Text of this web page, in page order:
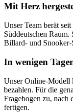
Mit Herz
Unser Team berät
Süddeutschen
Billard- und Snooker-
In wenigen
Unser Online-Modell
bezahlen. Für die
Fragebogen zu,
fertigen.